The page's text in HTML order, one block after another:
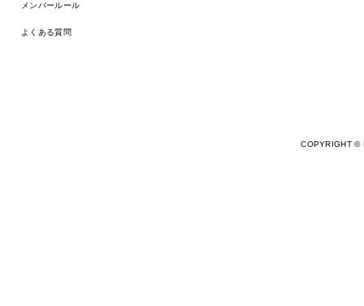
メンバールール
よくある質問
COPYRIGHT ©